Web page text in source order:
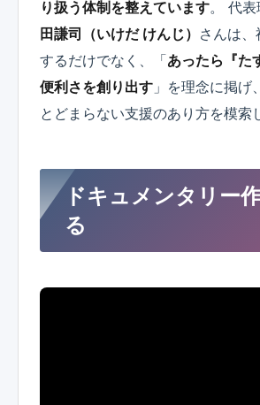
り扱う体制を整えています。 代
田謙司（いけだ けんじ） さんは
するだけでなく、「あったら『た
便利さを創り出す 」を理念に掲げ
とどまらない支援のあり方を模索
ドキュメンタリー
る